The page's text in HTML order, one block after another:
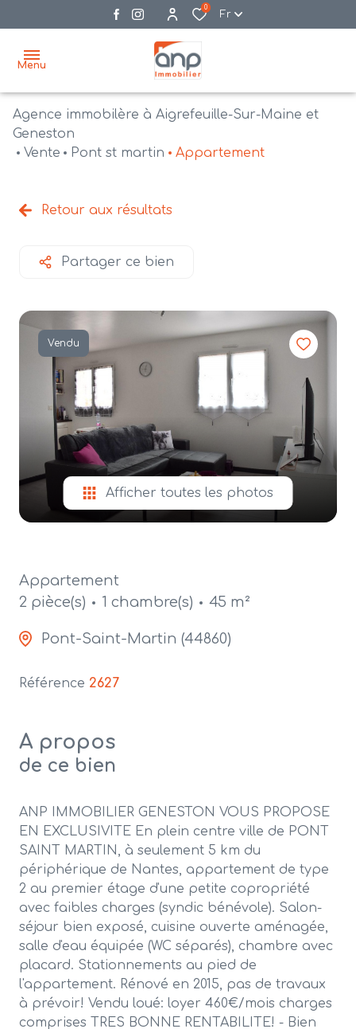
0
Fr
Menu
accueil
vente
agences
estimation
mail
contact
Agence immobilère à Aigrefeuille-Sur-Maine et
Geneston
Vente
Pont st martin Appartement
Retour aux résultats
Partager ce bien
Vendu
Afficher toutes les photos
Appartement
2 pièce(s)
1 chambre(s) 45 m²
Pont-Saint-Martin (44860)
Référence 2627
A propos
de ce bien
ANP IMMOBILIER GENESTON VOUS PROPOSE
EN EXCLUSIVITE En plein centre ville de PONT
SAINT MARTIN, à seulement 5 km du
périphérique de Nantes, appartement de type
2 au premier étage d'une petite copropriété
avec faibles charges (syndic bénévole). Salon-
séjour bien exposé, cuisine ouverte aménagée,
salle d'eau équipée (WC séparés), chambre avec
placard. Stationnements au pied de
l'appartement. Rénové en 2015, pas de travaux
à prévoir! Vendu loué: loyer 460€/mois charges
comprises TRES BONNE RENTABILITE! - Bien